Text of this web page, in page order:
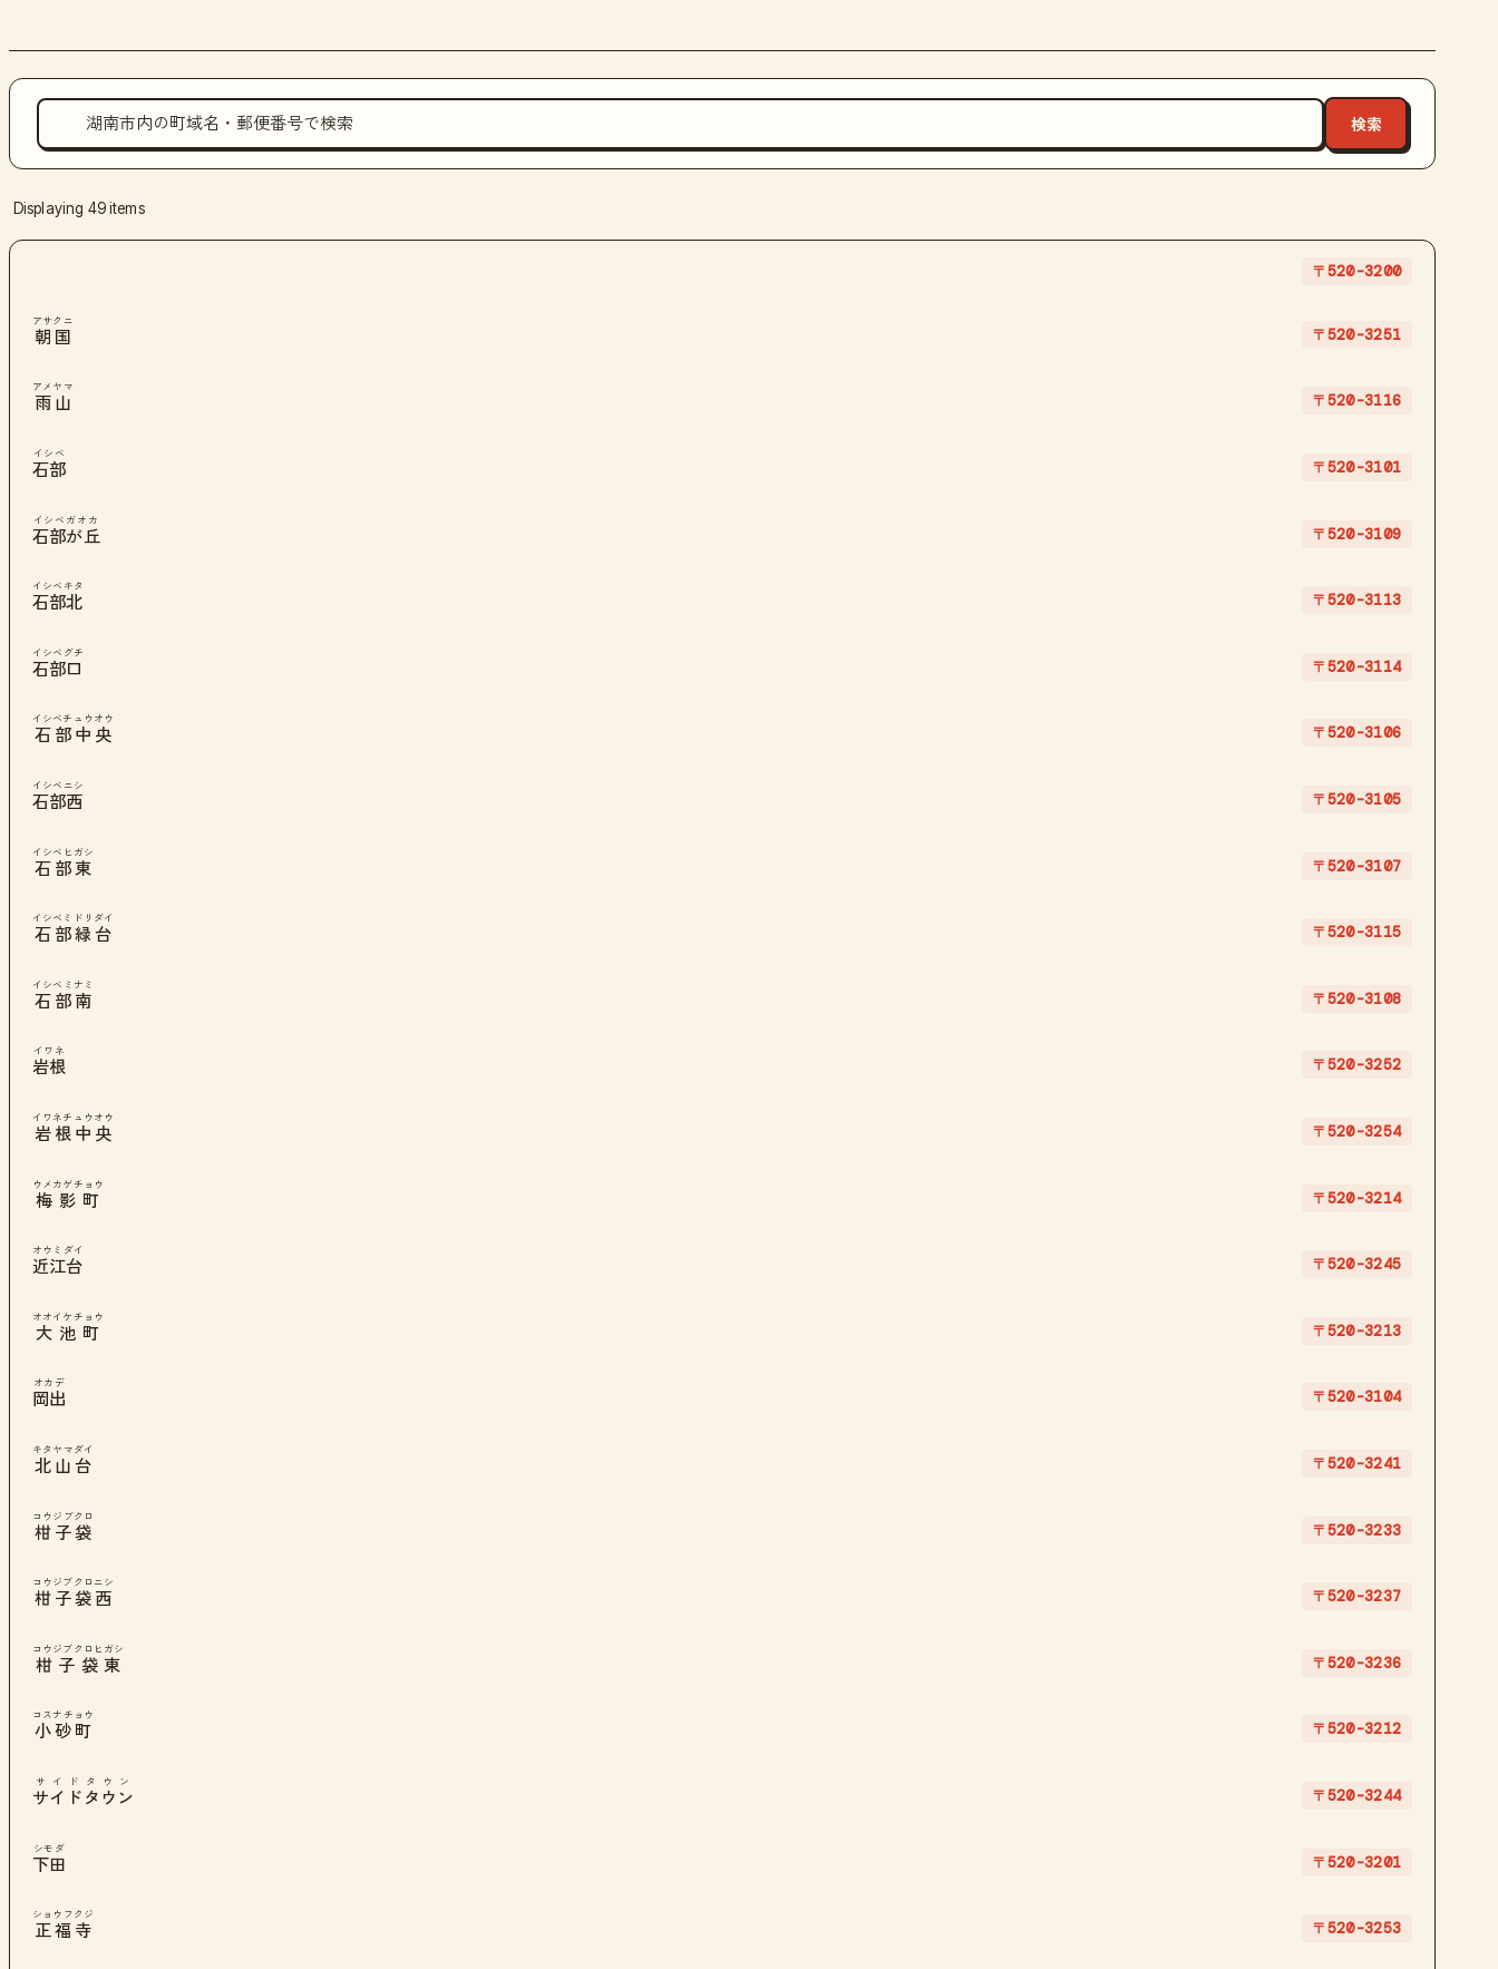
Displaying 49 items
〒520-3200
朝国
アサクニ
〒520-3251
雨山
アメヤマ
〒520-3116
石部
イシベ
〒520-3101
石部が丘
イシベガオカ
〒520-3109
石部北
イシベキタ
〒520-3113
石部口
イシベグチ
〒520-3114
石部中央
イシベチュウオウ
〒520-3106
石部西
イシベニシ
〒520-3105
石部東
イシベヒガシ
〒520-3107
石部緑台
イシベミドリダイ
〒520-3115
石部南
イシベミナミ
〒520-3108
岩根
イワネ
〒520-3252
岩根中央
イワネチュウオウ
〒520-3254
梅影町
ウメカゲチョウ
〒520-3214
近江台
オウミダイ
〒520-3245
大池町
オオイケチョウ
〒520-3213
岡出
オカデ
〒520-3104
北山台
キタヤマダイ
〒520-3241
柑子袋
コウジブクロ
〒520-3233
柑子袋西
コウジブクロニシ
〒520-3237
柑子袋東
コウジブクロヒガシ
〒520-3236
小砂町
コスナチョウ
〒520-3212
サイドタウン
サイドタウン
〒520-3244
下田
シモダ
〒520-3201
正福寺
ショウフクジ
〒520-3253